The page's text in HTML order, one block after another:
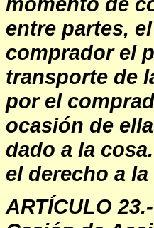
entre partes,
comprador el
transporte de
por el
ocasión de
dado a la
el derecho a
ARTÍCULO 23.-